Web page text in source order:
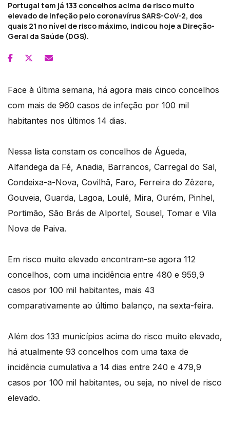
Portugal tem já 133 concelhos acima de risco muito
elevado de infeção pelo coronavírus SARS-CoV-2, dos
quais 21 no nível de risco máximo, indicou hoje a Direção-
Geral da Saúde (DGS).
Face à última semana, há agora mais cinco concelhos
com mais de 960 casos de infeção por 100 mil
habitantes nos últimos 14 dias.
Nessa lista constam os concelhos de Águeda,
Alfandega da Fé, Anadia, Barrancos, Carregal do Sal,
Condeixa-a-Nova, Covilhã, Faro, Ferreira do Zêzere,
Gouveia, Guarda, Lagoa, Loulé, Mira, Ourém, Pinhel,
Portimão, São Brás de Alportel, Sousel, Tomar e Vila
Nova de Paiva.
Em risco muito elevado encontram-se agora 112
concelhos, com uma incidência entre 480 e 959,9
casos por 100 mil habitantes, mais 43
comparativamente ao último balanço, na sexta-feira.
Além dos 133 municípios acima do risco muito elevado,
há atualmente 93 concelhos com uma taxa de
incidência cumulativa a 14 dias entre 240 e 479,9
casos por 100 mil habitantes, ou seja, no nível de risco
elevado.